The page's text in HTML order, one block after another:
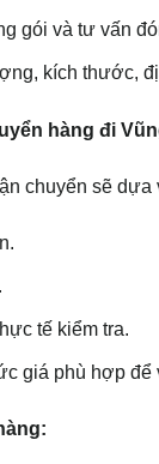
gói và tư vấn
kích thước,
hàng đi
chuyển sẽ dựa
tế kiểm tra.
giá phù hợp để